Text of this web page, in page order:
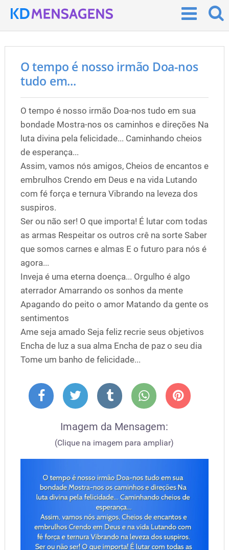
O tempo é nosso irmão Doa-nos
tudo em...
O tempo é nosso irmão Doa-nos tudo em sua
bondade Mostra-nos os caminhos e direções Na
luta divina pela felicidade... Caminhando cheios
de esperança...
Assim, vamos nós amigos, Cheios de encantos e
embrulhos Crendo em Deus e na vida Lutando
com fé força e ternura Vibrando na leveza dos
suspiros.
Ser ou não ser! O que importa! É lutar com todas
as armas Respeitar os outros crê na sorte Saber
que somos carnes e almas E o futuro para nós é
agora...
Inveja é uma eterna doença... Orgulho é algo
aterrador Amarrando os sonhos da mente
Apagando do peito o amor Matando da gente os
sentimentos
Ame seja amado Seja feliz recrie seus objetivos
Encha de luz a sua alma Encha de paz o seu dia
Tome um banho de felicidade...
Imagem da Mensagem:
(Clique na imagem para ampliar)